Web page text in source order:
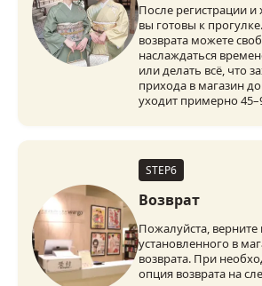
После регистрации
вы готовы к
возврата можете
наслаждаться
или делать всё, что
прихода в магазин
уходит примерно
STEP6
Возврат
Пожалуйста,
установленного в
возврата. При
опция возврата на